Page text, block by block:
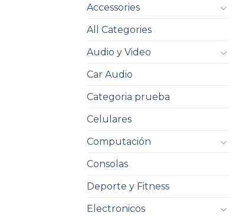
Accessories
All Categories
Audio y Video
Car Audio
Categoria prueba
Celulares
Computación
Consolas
Deporte y Fitness
Electronicos